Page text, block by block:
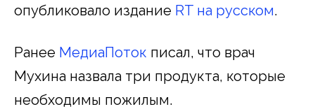
опубликовало издание RT на русском.
Ранее МедиаПоток писал, что врач
Мухина назвала три продукта, которые
необходимы пожилым.